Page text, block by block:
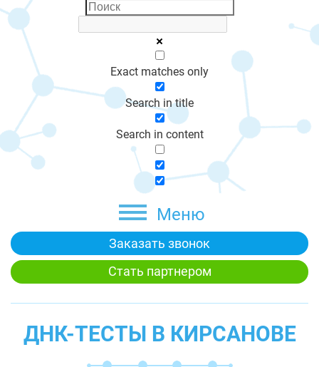
Exact matches only
Search in title
Search in content
Меню
Заказать звонок
Стать партнером
ДНК-ТЕСТЫ В КИРСАНОВЕ